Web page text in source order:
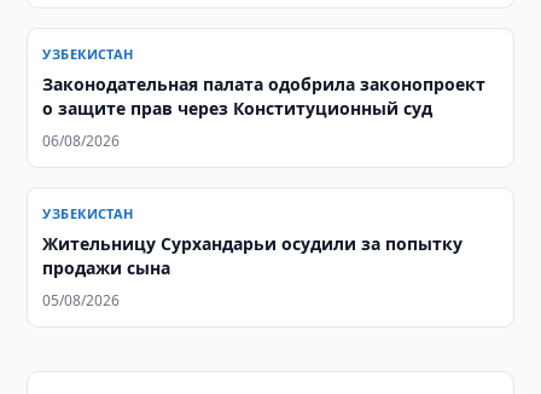
УЗБЕКИСТАН
Законодательная палата одобрила законопроект
о защите прав через Конституционный суд
06/08/2026
УЗБЕКИСТАН
Жительницу Сурхандарьи осудили за попытку
продажи сына
05/08/2026